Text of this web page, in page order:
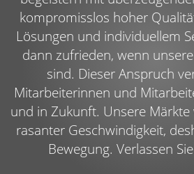
kompromisslos hoher
Lösungen und individuellem
dann zufrieden, wenn
sind. Dieser Anspruch
Mitarbeiterinnen und
und in Zukunft. Unsere
rasanter Geschwindigkeit,
Bewegung. Verlassen